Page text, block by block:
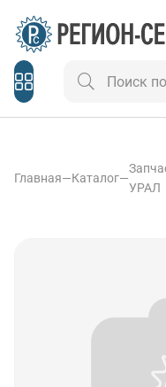
Главная—Каталог—
УРАЛ